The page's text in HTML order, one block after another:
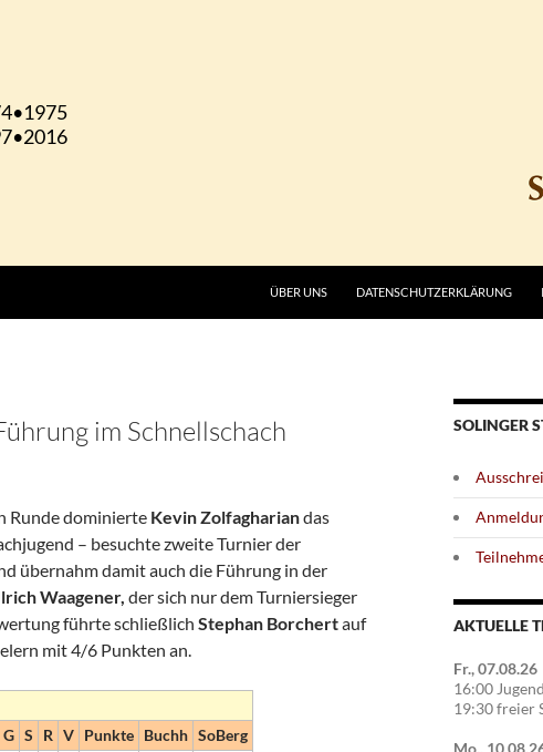
ÜBER UNS DATENSCHUTZERKLÄRUNG
im Schnellschach
Runde dominierte Kevin Zolfaghariandas
– besuchte zweite Turnier der
übernahm damit auch die Führung in der
Waagener, der sich nur dem Turniersieger
führte schließlich Stephan Borchertauf
mit 4/6 Punkten an.
G S R V Punkte Buchh SoBerg
SOLINGER
AKTUELLE
Fr., 07.08.26
16:00
19:30 freier
Mo.,